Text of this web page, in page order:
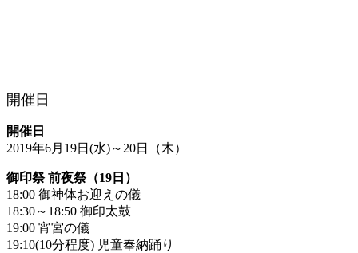
開催日
開催日
2019年6月19日(水)～20日（木）
御印祭 前夜祭（19日）
18:00 御神体お迎えの儀
18:30～18:50 御印太鼓
19:00 宵宮の儀
19:10(10分程度) 児童奉納踊り